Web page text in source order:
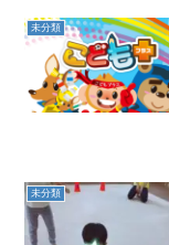
未分類
未分類